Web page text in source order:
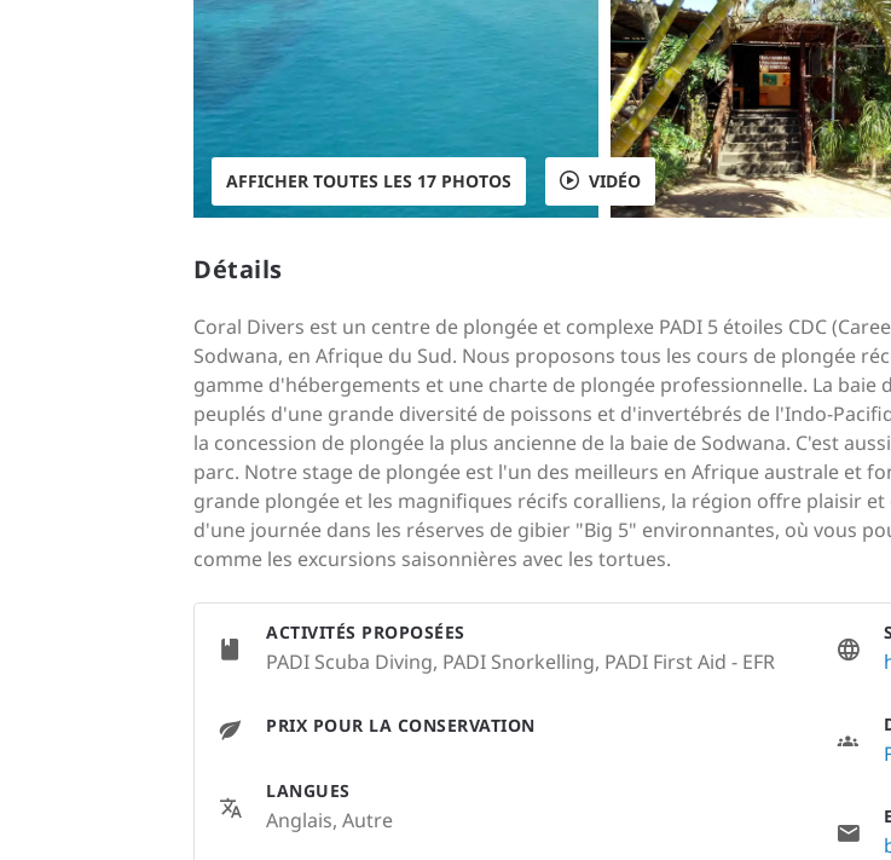
AFFICHER TOUTES LES 17 PHOTOS VIDÉO
Détails
Coral Divers est un centre de plongée et complexe PADI 5 étoiles CDC
Sodwana, en Afrique du Sud. Nous proposons tous les cours de plongée
gamme d'hébergements et une charte de plongée professionnelle. La
peuplés d'une grande diversité de poissons et d'invertébrés de l'Indo-
la concession de plongée la plus ancienne de la baie de Sodwana. C'est
parc. Notre stage de plongée est l'un des meilleurs en Afrique australe et
grande plongée et les magnifiques récifs coralliens, la région offre plaisir
d'une journée dans les réserves de gibier "Big 5" environnantes, où vous
comme les excursions saisonnières avec les tortues.
ACTIVITÉS PROPOSÉES
PADI Scuba Diving, PADI Snorkelling, PADI First Aid - EFR
PRIX POUR LA CONSERVATION
LANGUES
Anglais, Autre